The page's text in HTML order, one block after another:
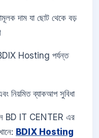
দাম যা ছোট থেকে বড়
Hosting পর্যন্ত
নিয়মিত ব্যাকআপ সুবিধা
BD IT CENTER এর
BDIX Hosting